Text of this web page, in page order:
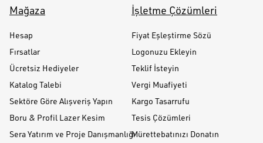
Mağaza
Hesap
Fırsatlar
Ücretsiz Hediyeler
Katalog Talebi
Sektöre Göre Alışveriş Yapın
Boru & Profil Lazer Kesim
Sera Yatırım ve Proje Danışmanlığı
İşletme Çözümleri
Fiyat Eşleştirme Sözü
Logonuzu Ekleyin
Teklif İsteyin
Vergi Muafiyeti
Kargo Tasarrufu
Tesis Çözümleri
Mürettebatınızı Donatın